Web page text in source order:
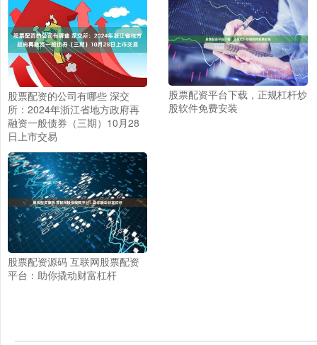
股票配资的公司有哪些 深交
所：2024年浙江省地方政府再
融资一般债券（三期）10月28
日上市交易
股票配资平台下载，正规杠杆炒
股软件免费安装
股票配资源码 互联网股票配资
平台：助你撬动财富杠杆